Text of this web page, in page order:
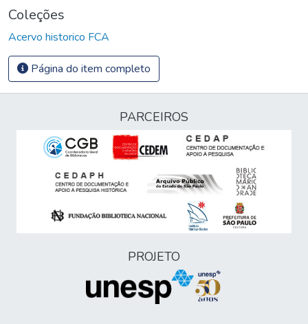
Coleções
Acervo historico FCA
Página do item completo
PARCEIROS
PROJETO